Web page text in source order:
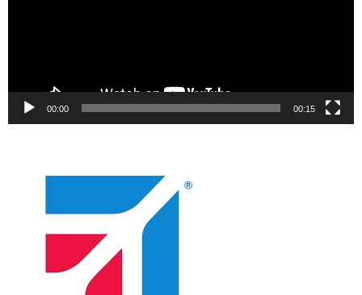
00:00 00:15